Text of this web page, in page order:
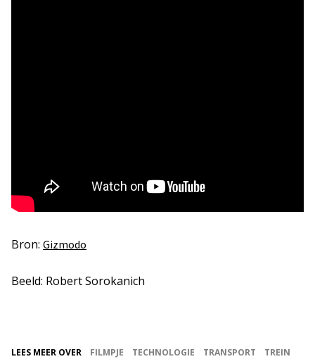
Bron: Gizmodo
Beeld: Robert Sorokanich
LEES MEER OVER FILMPJE TECHNOLOGIE TRANSPORT
TREIN